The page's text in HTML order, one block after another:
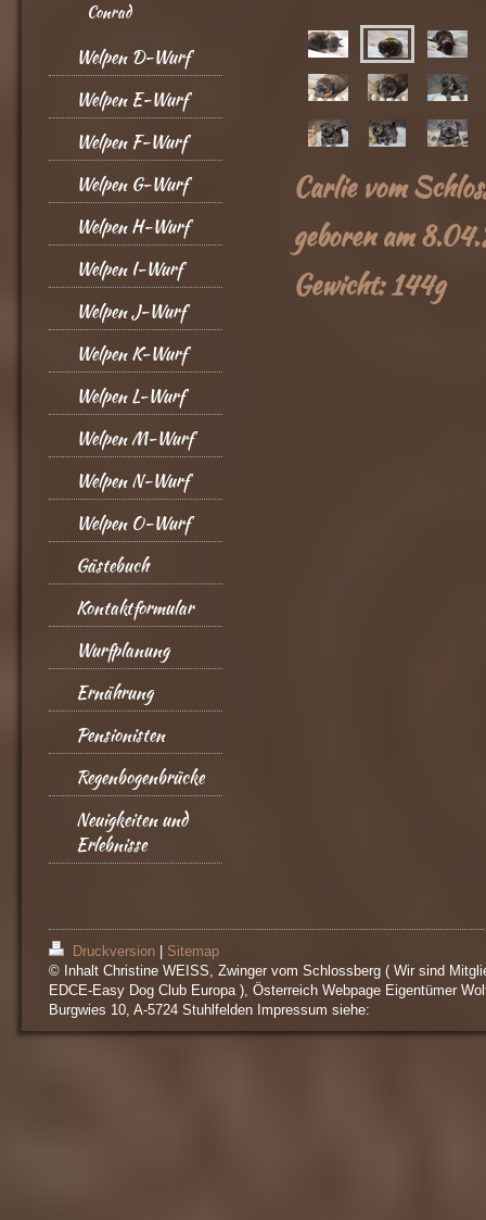
Conrad
Welpen D-Wurf
Welpen E-Wurf
Welpen F-Wurf
Welpen G-Wurf
Welpen H-Wurf
Welpen I-Wurf
Welpen J-Wurf
Welpen K-Wurf
Welpen L-Wurf
Welpen M-Wurf
Welpen N-Wurf
Welpen O-Wurf
Gästebuch
Kontaktformular
Wurfplanung
Ernährung
Pensionisten
Regenbogenbrücke
Neuigkeiten und
Erlebnisse
Carlie vom
geboren am
Gewicht: 144g
Druckversion
Sitemap
© Inhalt Christine WEISS, Zwinger vom Schlossberg ( Wir sind
EDCE-Easy Dog Club Europa ), Österreich Webpage Eigentümer
Burgwies 10, A-5724 Stuhlfelden Impressum siehe: